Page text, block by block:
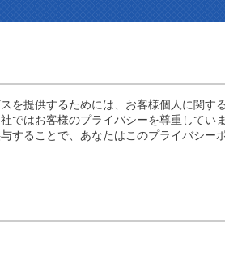
提供するためには、お客様個人に関す
はお客様のプライバシーを尊重してい
することで、あなたはこのプライバシー